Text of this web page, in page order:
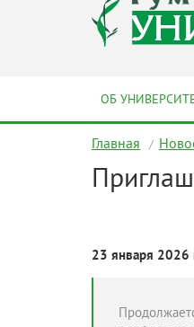
ОБ
Главная
23 января 2026